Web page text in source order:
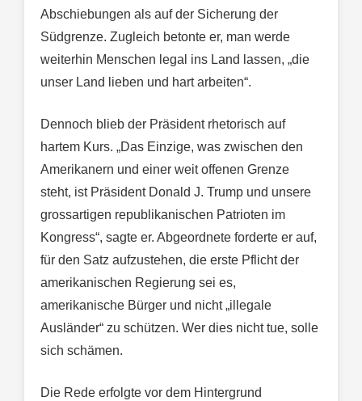
Abschiebungen als auf der Sicherung der
Südgrenze. Zugleich betonte er, man werde
weiterhin Menschen legal ins Land lassen, „die
unser Land lieben und hart arbeiten“.
Dennoch blieb der Präsident rhetorisch auf
hartem Kurs. „Das Einzige, was zwischen den
Amerikanern und einer weit offenen Grenze
steht, ist Präsident Donald J. Trump und unsere
grossartigen republikanischen Patrioten im
Kongress“, sagte er. Abgeordnete forderte er auf,
für den Satz aufzustehen, die erste Pflicht der
amerikanischen Regierung sei es,
amerikanische Bürger und nicht „illegale
Ausländer“ zu schützen. Wer dies nicht tue, solle
sich schämen.
Die Rede erfolgte vor dem Hintergrund